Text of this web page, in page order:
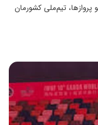
تیم‌ملی کشورمان